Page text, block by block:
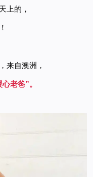
上的，
来自澳洲，
老爸”。